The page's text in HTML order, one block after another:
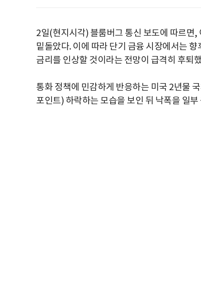
2일(현지시각) 블룸버그 통신 보도에 따르면
밑돌았다. 이에 따라 단기 금융 시장에서는
금리를 인상할 것이라는 전망이 급격히 후퇴
통화 정책에 민감하게 반응하는 미국 2년물
포인트) 하락하는 모습을 보인 뒤 낙폭을 일부